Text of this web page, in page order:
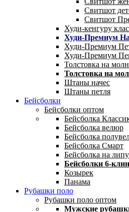
Свитшот
Свитшот
Худи-кенгуру
Худи-Премиум
Худи-Премиум
Худи-Премиум
Толстовка на
Толстовка на
Штаны начес
Штаны петля
Бейсболки
Бейсболки оптом
Бейсболка
Бейсболка велюр
Бейсболка
Бейсболка Смарт
Бейсболка на
Бейсболки 6-
Козырек
Панама
Рубашки поло
Рубашки поло оптом
Мужские